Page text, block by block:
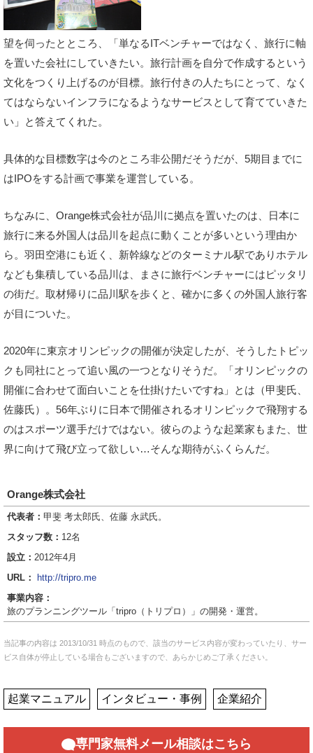
望を伺ったとところ、「単なるITベンチャーではなく、旅行に軸
を置いた会社にしていきたい。旅行計画を自分で作成するという
文化をつくり上げるのが目標。旅行付きの人たちにとって、なく
てはならないインフラになるようなサービスとして育てていきた
い」と答えてくれた。
具体的な目標数字は今のところ非公開だそうだが、5期目までに
はIPOをする計画で事業を運営している。
ちなみに、Orange株式会社が品川に拠点を置いたのは、日本に
旅行に来る外国人は品川を起点に動くことが多いという理由か
ら。羽田空港にも近く、新幹線などのターミナル駅でありホテル
なども集積している品川は、まさに旅行ベンチャーにはピッタリ
の街だ。取材帰りに品川駅を歩くと、確かに多くの外国人旅行客
が目についた。
2020年に東京オリンピックの開催が決定したが、そうしたトピッ
クも同社にとって追い風の一つとなりそうだ。「オリンピックの
開催に合わせて面白いことを仕掛けたいですね」とは（甲斐氏、
佐藤氏）。56年ぶりに日本で開催されるオリンピックで飛翔する
のはスポーツ選手だけではない。彼らのような起業家もまた、世
界に向けて飛び立って欲しい…そんな期待がふくらんだ。
Orange株式会社
代表者： 甲斐 考太郎氏、佐藤 永武氏。
スタッフ数： 12名
設立： 2012年4月
URL：
http://tripro.me
事業内容：
旅のプランニングツール「tripro（トリプロ）」の開発・運営。
当記事の内容は 2013/10/31 時点のもので、該当のサービス内容が変わっていたり、サー
ビス自体が停止している場合もございますので、あらかじめご了承ください。
起業マニュアル インタビュー・事例 企業紹介
専門家無料メール相談はこちら